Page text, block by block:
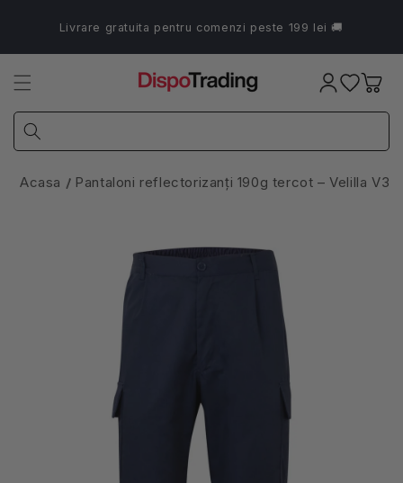
conținutLivrare gratuita pentru comenzi peste 199 lei 🚚
Coș
Acasa Pantaloni reflectorizanți 190g tercot – Velilla